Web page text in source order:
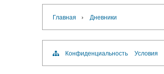
Главная › Дневники
Конфиденциальность Условия